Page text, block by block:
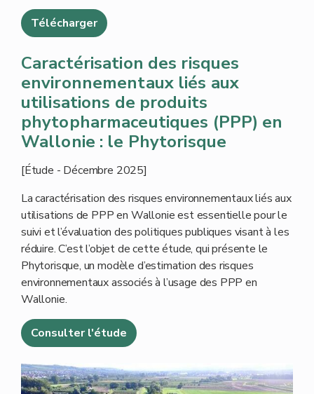
Télécharger
Caractérisation des risques
environnementaux liés aux
utilisations de produits
phytopharmaceutiques (PPP) en
Wallonie : le Phytorisque
[Étude - Décembre 2025]
La caractérisation des risques environnementaux liés aux
utilisations de PPP en Wallonie est essentielle pour le
suivi et l’évaluation des politiques publiques visant à les
réduire. C’est l’objet de cette étude, qui présente le
Phytorisque, un modèle d’estimation des risques
environnementaux associés à l’usage des PPP en
Wallonie.
Consulter l'étude